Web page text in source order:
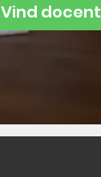
Vind docent